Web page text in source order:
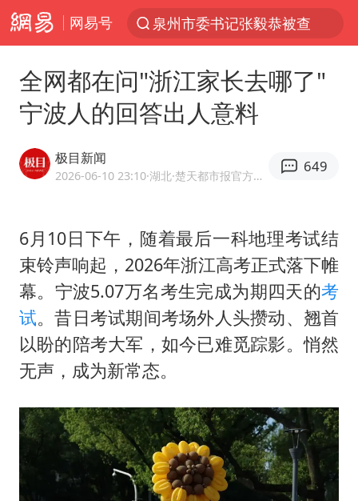
网易号
泉州市委书记张毅恭被查
中医教你一招提升气血
四川宜宾市高县4.9级地震致1人死亡
胡彦斌韩磊 谁帮谁
上海：台风白海豚或将带来龙卷风
百花奖开幕式
中巨芯：上半年归母净利润1405.77万元
日本试射“战斧”导弹，国防部回应
胡彦斌获《歌手2026》歌王
名创优品回应女子吐槽内裤质量差
全网都在问"浙江家长去哪了"
宁波人的回答出人意料
极目新闻
2026-06-10 23:10·湖北 ·楚天都市报官方网易号
649
6月10日下午，随着最后一科地理考试结
束铃声响起，2026年浙江高考正式落下帷
幕。宁波5.07万名考生完成为期四天的考
试。昔日考试期间考场外人头攒动、翘首
以盼的陪考大军，如今已难觅踪影。悄然
无声，成为新常态。